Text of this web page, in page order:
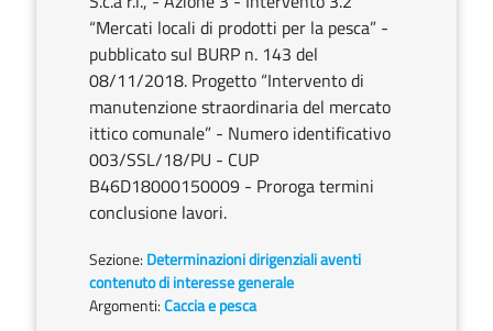
“Mercati locali di prodotti per la pesca” -
pubblicato sul BURP n. 143 del
08/11/2018. Progetto “Intervento di
manutenzione straordinaria del mercato
ittico comunale” - Numero identificativo
003/SSL/18/PU - CUP
B46D18000150009 - Proroga termini
conclusione lavori.
Sezione: Determinazioni dirigenziali aventi
contenuto di interesse generale
Argomenti:Caccia e pesca